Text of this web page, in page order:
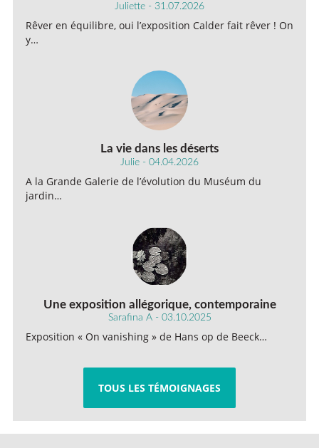
Juliette - 31.07.2026
Rêver en équilibre, oui l’exposition Calder fait rêver ! On
y…
La vie dans les déserts
Julie - 04.04.2026
A la Grande Galerie de l’évolution du Muséum du
jardin…
Une exposition allégorique, contemporaine
Sarafina A - 03.10.2025
Exposition « On vanishing » de Hans op de Beeck…
TOUS LES TÉMOIGNAGES